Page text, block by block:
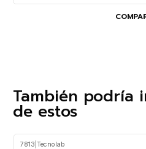
También podría
de estos
7813 Tecnolab